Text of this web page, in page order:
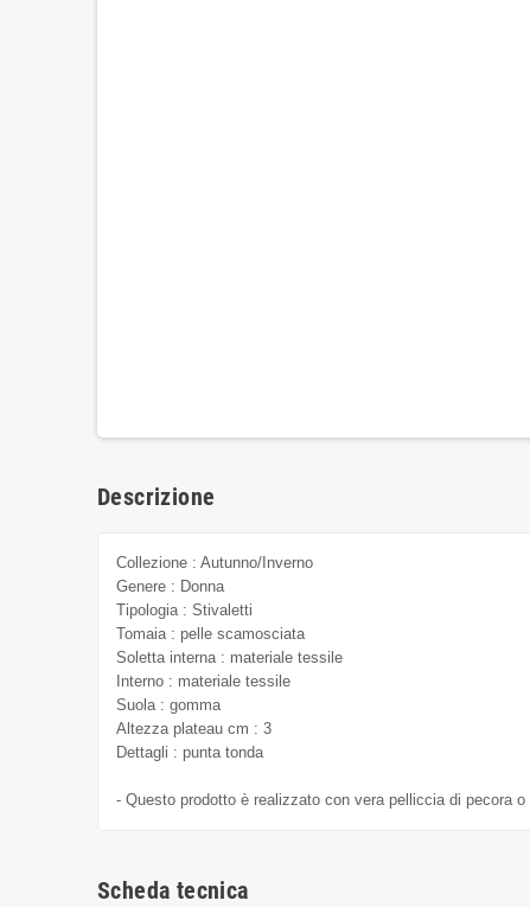
Descrizione
Collezione : Autunno/Inverno
Genere : Donna
Tipologia : Stivaletti
Tomaia : pelle scamosciata
Soletta interna : materiale tessile
Interno : materiale tessile
Suola : gomma
Altezza plateau cm : 3
Dettagli : punta tonda
- Questo prodotto è realizzato con vera pelliccia di pecora
Scheda tecnica